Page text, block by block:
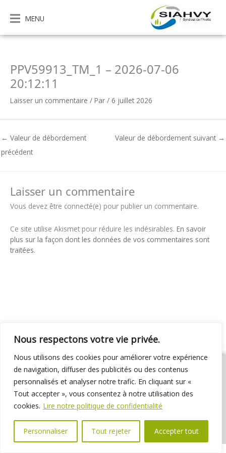
Nous respectons votre vie privée.
Nous utilisons des cookies pour améliorer votre expérience
de navigation, diffuser des publicités ou des contenus
personnalisés et analyser notre trafic. En cliquant sur «
Tout accepter », vous consentez à notre utilisation des
cookies. Lire notre politique de confidentialité
Personnaliser Tout rejeter Accepter tout
contenu
MENU
PPV59913_TM_1 – 2026-07-06
20:12:11
Laisser un commentaire / Par / 6 juillet 2026
← Valeur de débordement
précédent
Valeur de débordement suivant →
Laisser un commentaire
Vous devez être connecté(e) pour publier un commentaire.
Ce site utilise Akismet pour réduire les indésirables. En savoir
plus sur la façon dont les données de vos commentaires sont
traitées.
01 69 31 72 10 01 69 31 37 31
Nous contacter
Espace élus
Marchés publics Délibérations